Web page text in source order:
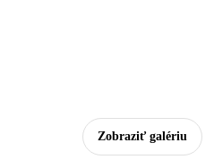
Zobraziť galériu